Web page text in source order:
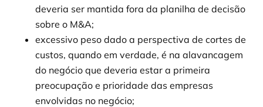
deveria ser mantida fora da planilha de decisão
sobre o M&A;
excessivo peso dado a perspectiva de cortes de
custos, quando em verdade, é na alavancagem
do negócio que deveria estar a primeira
preocupação e prioridade das empresas
envolvidas no negócio;